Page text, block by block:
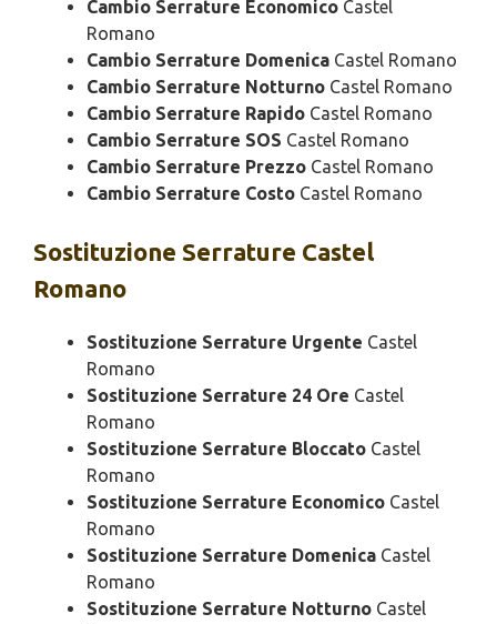
Cambio Serrature Economico Castel
Romano
Cambio Serrature Domenica Castel Romano
Cambio Serrature Notturno Castel Romano
Cambio Serrature Rapido Castel Romano
Cambio Serrature SOS Castel Romano
Cambio Serrature Prezzo Castel Romano
Cambio Serrature Costo Castel Romano
Sostituzione Serrature Castel
Romano
Sostituzione Serrature Urgente Castel
Romano
Sostituzione Serrature 24 Ore Castel
Romano
Sostituzione Serrature Bloccato Castel
Romano
Sostituzione Serrature Economico Castel
Romano
Sostituzione Serrature Domenica Castel
Romano
Sostituzione Serrature Notturno Castel